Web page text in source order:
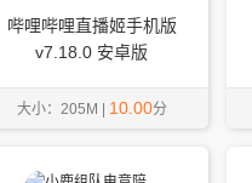
哔哩哔哩直播姬手机版
v7.18.0 安卓版
大小：205M | 10.00分